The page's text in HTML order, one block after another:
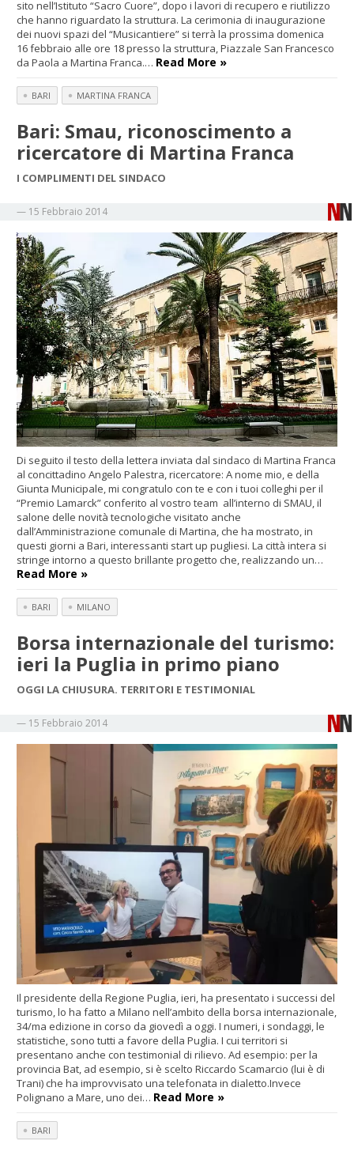
sito nell’Istituto “Sacro Cuore”, dopo i lavori di recupero e riutilizzo
che hanno riguardato la struttura. La cerimonia di inaugurazione
dei nuovi spazi del “Musicantiere” si terrà la prossima domenica
16 febbraio alle ore 18 presso la struttura, Piazzale San Francesco
da Paola a Martina Franca.… Read More »
BARI MARTINA FRANCA
Bari: Smau, riconoscimento a
ricercatore di Martina Franca
I COMPLIMENTI DEL SINDACO
— 15 Febbraio 2014
Di seguito il testo della lettera inviata dal sindaco di Martina Franca
al concittadino Angelo Palestra, ricercatore: A nome mio, e della
Giunta Municipale, mi congratulo con te e con i tuoi colleghi per il
“Premio Lamarck” conferito al vostro team all’interno di SMAU, il
salone delle novità tecnologiche visitato anche
dall’Amministrazione comunale di Martina, che ha mostrato, in
questi giorni a Bari, interessanti start up pugliesi. La città intera si
stringe intorno a questo brillante progetto che, realizzando un…
Read More »
BARI MILANO
Borsa internazionale del turismo:
ieri la Puglia in primo piano
OGGI LA CHIUSURA. TERRITORI E TESTIMONIAL
— 15 Febbraio 2014
Il presidente della Regione Puglia, ieri, ha presentato i successi del
turismo, lo ha fatto a Milano nell’ambito della borsa internazionale,
34/ma edizione in corso da giovedì a oggi. I numeri, i sondaggi, le
statistiche, sono tutti a favore della Puglia. I cui territori si
presentano anche con testimonial di rilievo. Ad esempio: per la
provincia Bat, ad esempio, si è scelto Riccardo Scamarcio (lui è di
Trani) che ha improvvisato una telefonata in dialetto.Invece
Polignano a Mare, uno dei… Read More »
BARI